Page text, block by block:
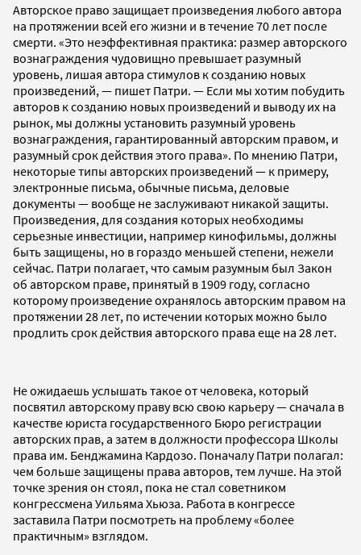
Авторское право защищает произведения любого автора
на протяжении всей его жизни и в течение 70 лет после
смерти. «Это неэффективная практика: размер авторского
вознаграждения чудовищно превышает разумный
уровень, лишая автора стимулов к созданию новых
произведений, — пишет Патри. — Если мы хотим побудить
авторов к созданию новых произведений и выводу их на
рынок, мы должны установить разумный уровень
вознаграждения, гарантированный авторским правом, и
разумный срок действия этого права». По мнению Патри,
некоторые типы авторских произведений — к примеру,
электронные письма, обычные письма, деловые
документы — вообще не заслуживают никакой защиты.
Произведения, для создания которых необходимы
серьезные инвестиции, например кинофильмы, должны
быть защищены, но в гораздо меньшей степени, нежели
сейчас. Патри полагает, что самым разумным был Закон
об авторском праве, принятый в 1909 году, согласно
которому произведение охранялось авторским правом на
протяжении 28 лет, по истечении которых можно было
продлить срок действия авторского права еще на 28 лет.
Не ожидаешь услышать такое от человека, который
посвятил авторскому праву всю свою карьеру — сначала в
качестве юриста государственного Бюро регистрации
авторских прав, а затем в должности профессора Школы
права им. Бенджамина Кардозо. Поначалу Патри полагал:
чем больше защищены права авторов, тем лучше. На этой
точке зрения он стоял, пока не стал советником
конгрессмена Уильяма Хьюза. Работа в конгрессе
заставила Патри посмотреть на проблему «более
практичным» взглядом.